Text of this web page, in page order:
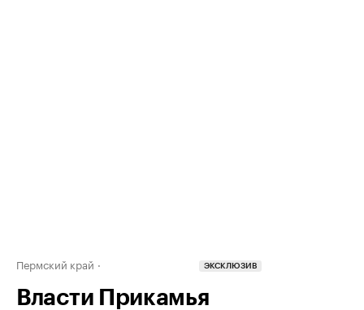
Пермский край ЭКСКЛЮЗИВ
Власти Прикамья